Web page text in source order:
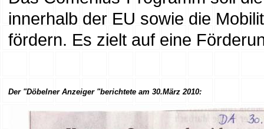
innerhalb der EU sowie die
fördern. Es zielt auf eine
Der "Döbelner Anzeiger "berichtete am 30.März 2010: